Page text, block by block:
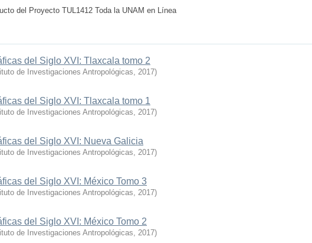
del Proyecto TUL1412 Toda la UNAM en Línea
del Siglo XVI: Tlaxcala tomo 2
de Investigaciones Antropológicas, 2017)
del Siglo XVI: Tlaxcala tomo 1
de Investigaciones Antropológicas, 2017)
del Siglo XVI: Nueva Galicia
de Investigaciones Antropológicas, 2017)
del Siglo XVI: México Tomo 3
de Investigaciones Antropológicas, 2017)
del Siglo XVI: México Tomo 2
de Investigaciones Antropológicas, 2017)